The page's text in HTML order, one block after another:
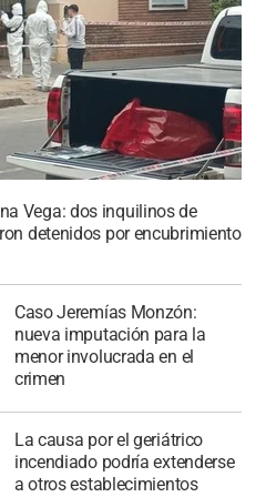
Vega: dos inquilinos de
detenidos por encubrimiento
Caso Jeremías Monzón:
nueva imputación para la
menor involucrada en el
crimen
La causa por el geriátrico
incendiado podría extenderse
a otros establecimientos